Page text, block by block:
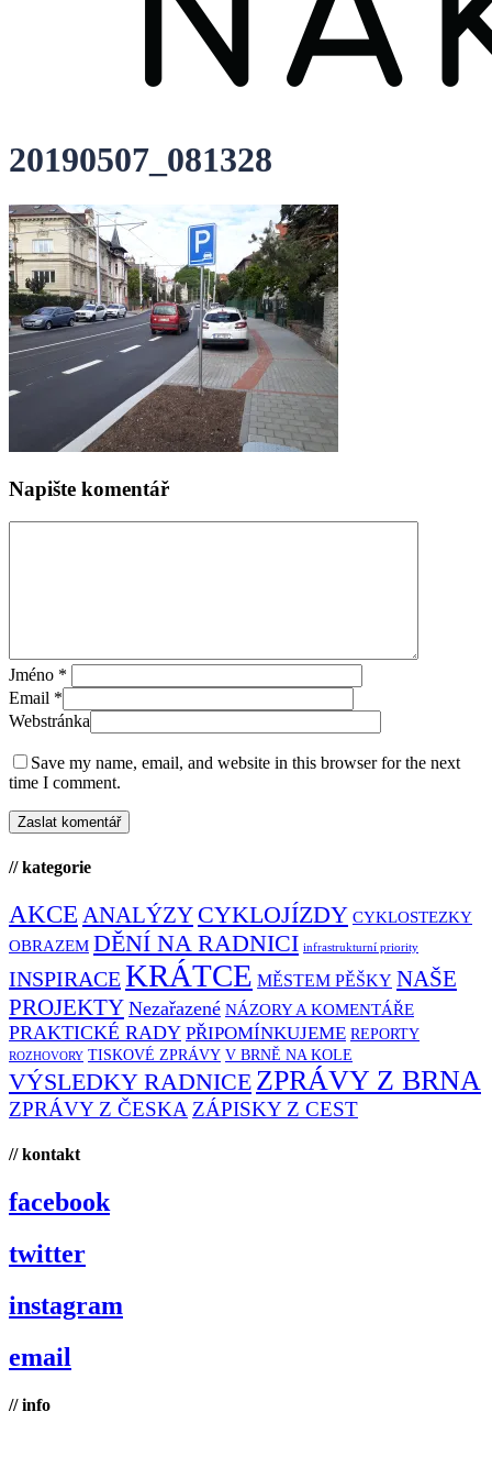
20190507_081328
Napište komentář
Jméno *
Email *
Webstránka
Save my name, email, and website in this browser for the next
time I comment.
// kategorie
AKCE ANALÝZY CYKLOJÍZDY CYKLOSTEZKY
OBRAZEM DĚNÍ NA RADNICI infrastrukturní priority
INSPIRACEKRÁTCE MĚSTEM PĚŠKY NAŠE
PROJEKTY Nezařazené NÁZORY A KOMENTÁŘE
PRAKTICKÉ RADY PŘIPOMÍNKUJEME REPORTY
ROZHOVORY TISKOVÉ ZPRÁVY V BRNĚ NA KOLE
VÝSLEDKY RADNICE ZPRÁVY Z BRNA
ZPRÁVY Z ČESKA ZÁPISKY Z CEST
// kontakt
facebook
twitter
instagram
email
// info